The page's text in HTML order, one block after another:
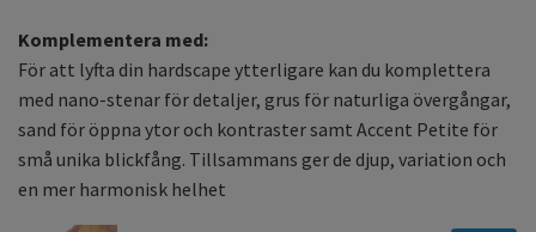
Komplementera med:
För att lyfta din hardscape ytterligare kan du komplettera
med nano-stenar för detaljer, grus för naturliga övergångar,
sand för öppna ytor och kontraster samt Accent Petite för
små unika blickfång. Tillsammans ger de djup, variation och
en mer harmonisk helhet